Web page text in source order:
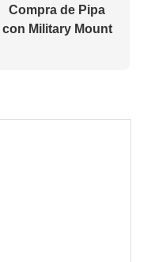
Compra de Pipa
con Military Mount